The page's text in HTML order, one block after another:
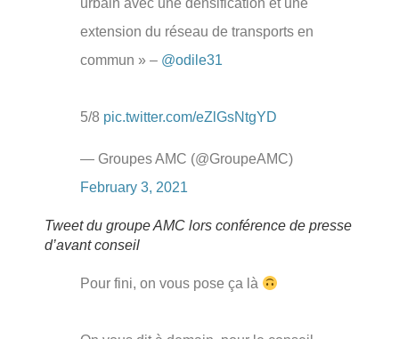
urbain avec une densification et une
extension du réseau de transports en
commun » – @odile31
5/8 pic.twitter.com/eZlGsNtgYD
— Groupes AMC (@GroupeAMC)
February 3, 2021
Tweet du groupe AMC lors conférence de presse
d’avant conseil
Pour fini, on vous pose ça là